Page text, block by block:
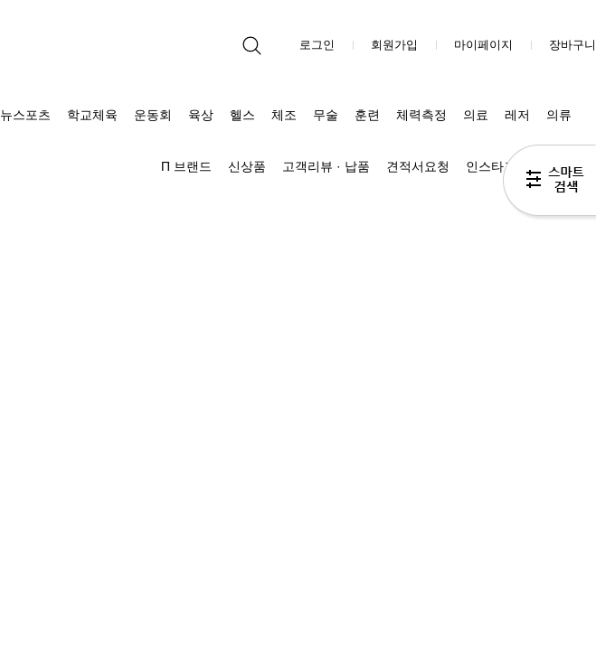
로그인 회원가입 마이페이지 장바구니
뉴스포츠 학교체육 운동회 육상 헬스 체조 무술 훈련 체력측정 의료 레저 의류
Π 브랜드 신상품 고객리뷰 · 납품 견적서요청 인스타그램 블로그 Π